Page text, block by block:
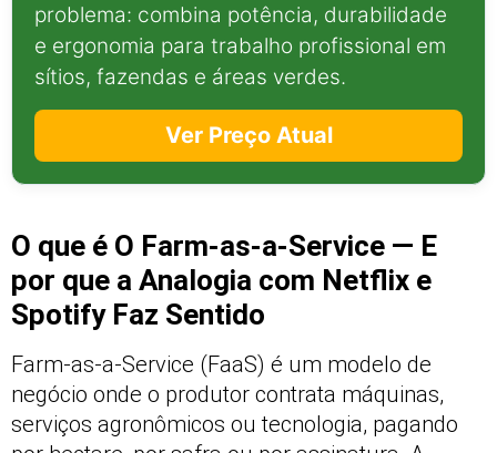
problema: combina potência, durabilidade
e ergonomia para trabalho profissional em
sítios, fazendas e áreas verdes.
Ver Preço Atual
O que é O Farm-as-a-Service — E
por que a Analogia com Netflix e
Spotify Faz Sentido
Farm-as-a-Service (FaaS) é um modelo de
negócio onde o produtor contrata máquinas,
serviços agronômicos ou tecnologia, pagando